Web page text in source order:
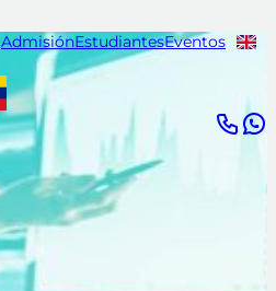
AdmisiónEstudiantesEventos